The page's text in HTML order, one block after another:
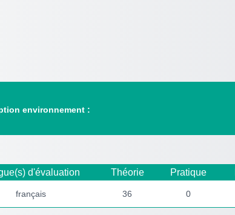
environnement :
d'évaluation Théorie Pratique
français 36 0